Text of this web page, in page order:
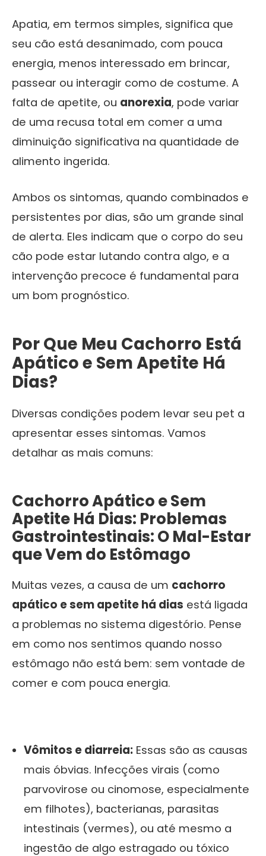
Apatia, em termos simples, significa que
seu cão está desanimado, com pouca
energia, menos interessado em brincar,
passear ou interagir como de costume. A
falta de apetite, ou anorexia, pode variar
de uma recusa total em comer a uma
diminuição significativa na quantidade de
alimento ingerida.
Ambos os sintomas, quando combinados e
persistentes por dias, são um grande sinal
de alerta. Eles indicam que o corpo do seu
cão pode estar lutando contra algo, e a
intervenção precoce é fundamental para
um bom prognóstico.
Por Que Meu Cachorro Está
Apático e Sem Apetite Há
Dias?
Diversas condições podem levar seu pet a
apresentar esses sintomas. Vamos
detalhar as mais comuns:
Cachorro Apático e Sem
Apetite Há Dias: Problemas
Gastrointestinais: O Mal-Estar
que Vem do Estômago
Muitas vezes, a causa de um cachorro
apático e sem apetite há dias está ligada
a problemas no sistema digestório. Pense
em como nos sentimos quando nosso
estômago não está bem: sem vontade de
comer e com pouca energia.
Vômitos e diarreia: Essas são as causas
mais óbvias. Infecções virais (como
parvovirose ou cinomose, especialmente
em filhotes), bacterianas, parasitas
intestinais (vermes), ou até mesmo a
ingestão de algo estragado ou tóxico